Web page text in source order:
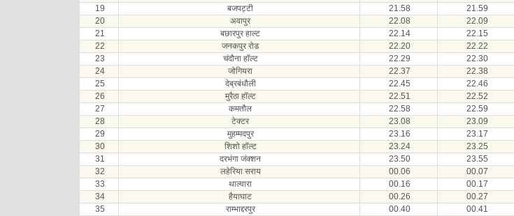
19
बजपट्टी 21.58 21.59
20
अवापुर 22.08 22.09
21
बछारपुर हाल्ट 22.14 22.15
22
जनकपुर रोड 22.20 22.22
23
चंदौना हॉल्ट 22.29 22.30
24
जोगियरा 22.37 22.38
25
देब्रबंधौली 22.45 22.46
26
मुरैठा हॉल्ट 22.51 22.52
27
कमतौल 22.58 22.59
28
टेक्टर 23.08 23.09
29
मुहम्मदपुर 23.16 23.17
30
शिशो हॉल्ट 23.24 23.25
31
दरभंगा जंक्शन 23.50 23.55
32
लहेरिया सराय 00.06 00.07
33
थाल्वारा 00.16 00.17
34
हैयाघाट 00.26 00.27
35
राम्भाद्दरपुर 00.40 00.41